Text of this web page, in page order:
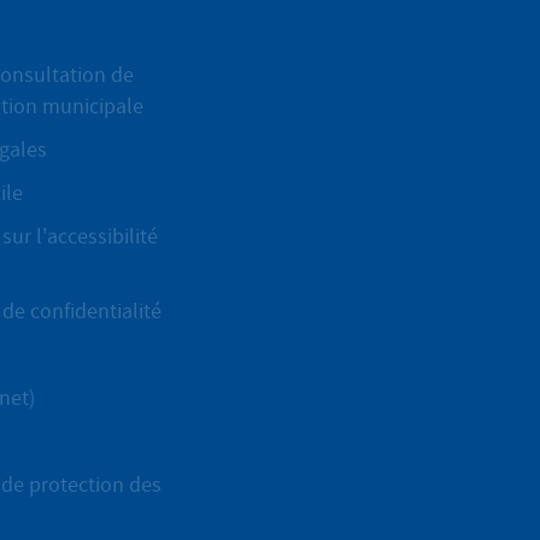
de
municipale
l'accessibilité
confidentialité
protection des